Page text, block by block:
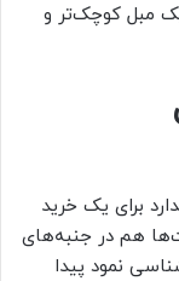
مبل کوچک‌تر و
برای یک خرید
هم در جنبه‌های
نمود پیدا